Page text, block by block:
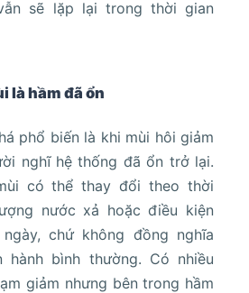
sẽ lặp lại trong thời gian
là hầm đã ổn
phổ biến là khi mùi hôi giảm
nghĩ hệ thống đã ổn trở lại.
có thể thay đổi theo thời
nước xả hoặc điều kiện
chứ không đồng nghĩa
hành bình thường. Có nhiều
giảm nhưng bên trong hầm